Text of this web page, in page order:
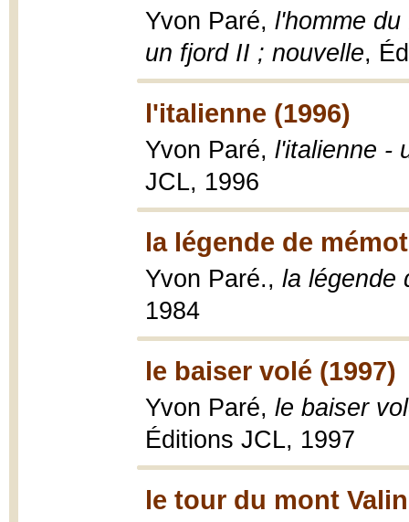
Yvon Paré, l'homme
un fjord II ; nouvelle,
l'italienne (1996)
Yvon Paré, l'italienne -
JCL, 1996
la légende de
Yvon Paré., la légende
1984
le baiser volé (1997)
Yvon Paré, le baiser
Éditions JCL, 1997
le tour du mont